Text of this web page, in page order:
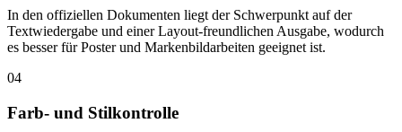
In den offiziellen Dokumenten liegt der Schwerpunkt auf der
Textwiedergabe und einer Layout-freundlichen Ausgabe, wodurch
es besser für Poster und Markenbildarbeiten geeignet ist.
04
Farb- und Stilkontrolle